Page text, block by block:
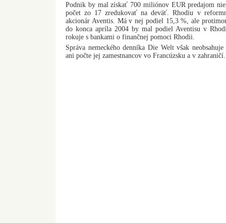
Podnik by mal získať 700 miliónov EUR predajom
počet zo 17 zredukovať na deväť. Rhodiu v
akcionár Aventis. Má v nej podiel 15,3 %, ale
do konca apríla 2004 by mal podiel Aventisu v
rokuje s bankami o finančnej pomoci Rhodii.
Správa nemeckého denníka Die Welt však
ani počte jej zamestnancov vo Francúzsku a v zahraničí.